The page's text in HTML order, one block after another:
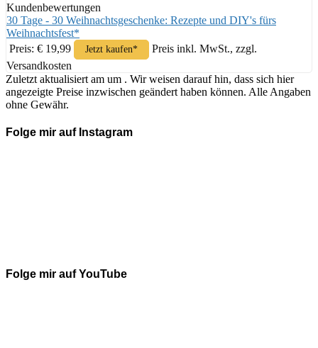
Kundenbewertungen
30 Tage - 30 Weihnachtsgeschenke: Rezepte und DIY's fürs
Weihnachtsfest*
Preis: € 19,99
Jetzt kaufen*
Preis inkl. MwSt., zzgl.
Versandkosten
Zuletzt aktualisiert am um . Wir weisen darauf hin, dass sich hier
angezeigte Preise inzwischen geändert haben können. Alle Angaben
ohne Gewähr.
Folge mir auf Instagram
Folge mir auf YouTube